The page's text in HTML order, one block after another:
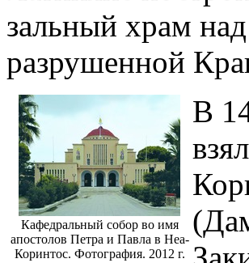
зальный храм
разрушенной
Кафедральный собор во имя
апостолов Петра и Павла в Неа-
Коринтос. Фотография. 2012 г.
В